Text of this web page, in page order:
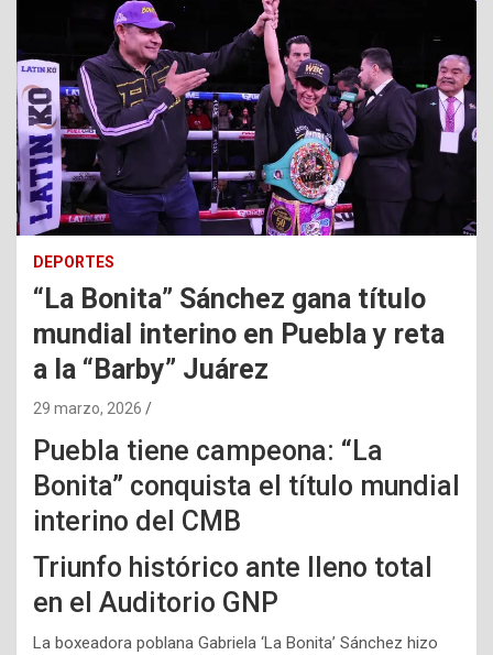
DEPORTES
“La Bonita” Sánchez gana título
mundial interino en Puebla y reta
a la “Barby” Juárez
29 marzo, 2026
Puebla tiene campeona: “La
Bonita” conquista el título mundial
interino del CMB
Triunfo histórico ante lleno total
en el Auditorio GNP
La boxeadora poblana Gabriela ‘La Bonita’ Sánchez hizo